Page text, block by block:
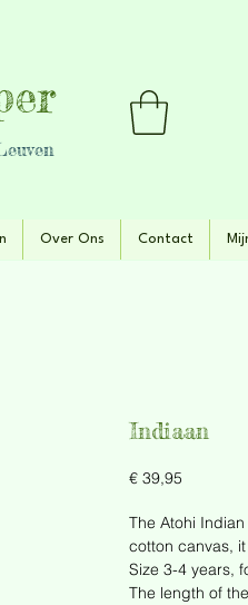
Over Ons Contact
Indiaan
€ 39,95
The Atohi
cotton canvas,
Size 3-4 years,
The length of